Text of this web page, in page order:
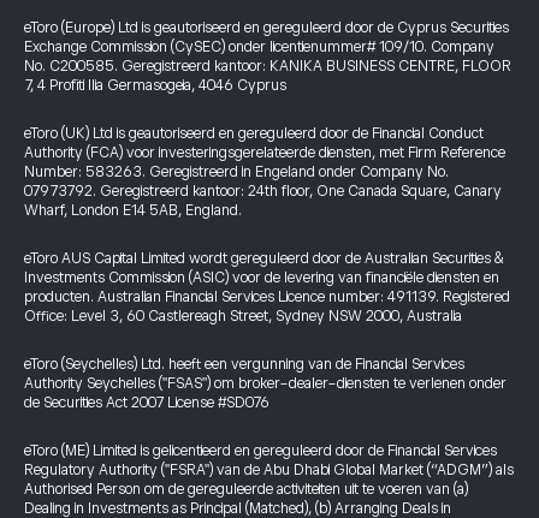
eToro (Europe) Ltd is geautoriseerd en gereguleerd door de Cyprus Securities
Exchange Commission (CySEC) onder licentienummer# 109/10. Company
No. C200585. Geregistreerd kantoor: KANIKA BUSINESS CENTRE, FLOOR
7, 4 Profiti Ilia Germasogeia, 4046 Cyprus
eToro (UK) Ltd is geautoriseerd en gereguleerd door de Financial Conduct
Authority (FCA) voor investeringsgerelateerde diensten, met Firm Reference
Number: 583263. Geregistreerd in Engeland onder Company No.
07973792. Geregistreerd kantoor: 24th floor, One Canada Square, Canary
Wharf, London E14 5AB, England.
eToro AUS Capital Limited wordt gereguleerd door de Australian Securities &
Investments Commission (ASIC) voor de levering van financiële diensten en
producten. Australian Financial Services Licence number: 491139. Registered
Office: Level 3, 60 Castlereagh Street, Sydney NSW 2000, Australia
eToro (Seychelles) Ltd. heeft een vergunning van de Financial Services
Authority Seychelles ("FSAS") om broker-dealer-diensten te verlenen onder
de Securities Act 2007 License #SD076
eToro (ME) Limited is gelicentieerd en gereguleerd door de Financial Services
Regulatory Authority ("FSRA") van de Abu Dhabi Global Market (“ADGM”) als
Authorised Person om de gereguleerde activiteiten uit te voeren van (a)
Dealing in Investments as Principal (Matched), (b) Arranging Deals in